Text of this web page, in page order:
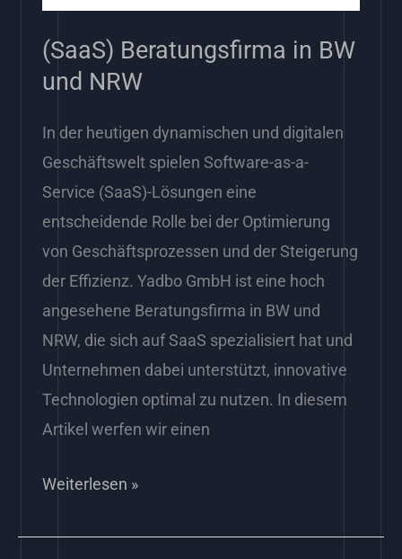
(SaaS) Beratungsfirma in BW
und NRW
In der heutigen dynamischen und digitalen
Geschäftswelt spielen Software-as-a-
Service (SaaS)-Lösungen eine
entscheidende Rolle bei der Optimierung
von Geschäftsprozessen und der Steigerung
der Effizienz. Yadbo GmbH ist eine hoch
angesehene Beratungsfirma in BW und
NRW, die sich auf SaaS spezialisiert hat und
Unternehmen dabei unterstützt, innovative
Technologien optimal zu nutzen. In diesem
Artikel werfen wir einen
NRW
Weiterlesen »